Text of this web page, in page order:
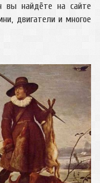
вы найдёте на сайте
двигатели и многое